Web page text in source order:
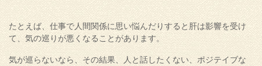
たとえば、仕事で人間関係に思い悩んだりすると肝は影響を受け
て、気の巡りが悪くなることがあります。
気が巡らないなら、その結果、人と話したくない、ポジテイブな